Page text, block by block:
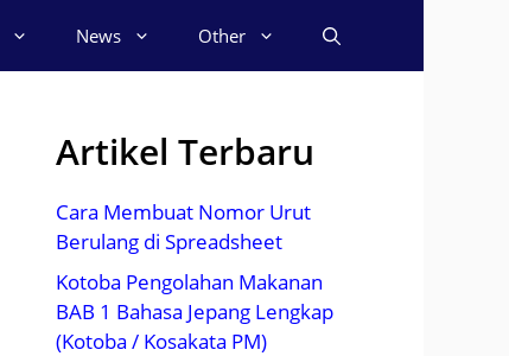
News Other
Artikel Terbaru
Cara Membuat Nomor Urut
Berulang di Spreadsheet
Kotoba Pengolahan Makanan
BAB 1 Bahasa Jepang Lengkap
(Kotoba / Kosakata PM)